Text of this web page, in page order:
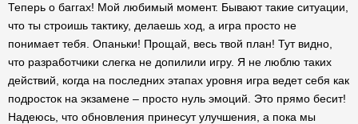
Теперь о баггах! Мой любимый момент. Бывают такие ситуации,
что ты строишь тактику, делаешь ход, а игра просто не
понимает тебя. Опаньки! Прощай, весь твой план! Тут видно,
что разработчики слегка не допилили игру. Я не люблю таких
действий, когда на последних этапах уровня игра ведет себя как
подросток на экзамене – просто нуль эмоций. Это прямо бесит!
Надеюсь, что обновления принесут улучшения, а пока мы